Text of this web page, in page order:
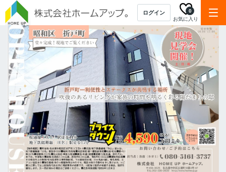
ログイン
お気に入り
0